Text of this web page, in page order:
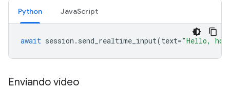
Python JavaScript
await session . send_realtime_input(text="Hello,
Enviando vídeo